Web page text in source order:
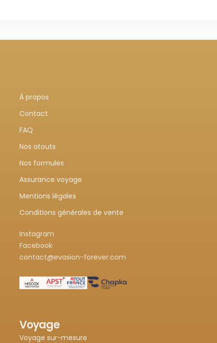
À propos
Contact
FAQ
Nos atouts
Nos formules
Assurance voyage
Mentions légales
Conditions générales de vente
Instagram
Facebook
contact@evasion-forever.com
Voyage
Voyage sur-mesure